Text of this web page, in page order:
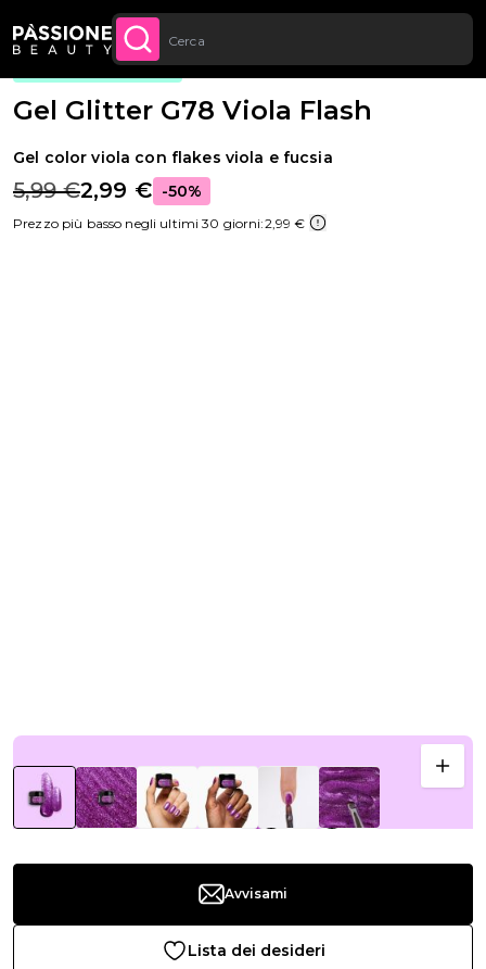
Sconto quantità: dal -5% sugli ordini a
partire da 250€
Briciole di pane
Ricostruzione unghie
CONTIENE ARGENTO
Gel Glitter G78 Viola Flash
Gel color viola con flakes viola e fucsia
5,99 €2,99 € -50%
Prezzo più basso negli ultimi 30 giorni:2,99 €
Avvisami
Lista dei desideri